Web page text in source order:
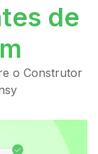
de
o Construtor